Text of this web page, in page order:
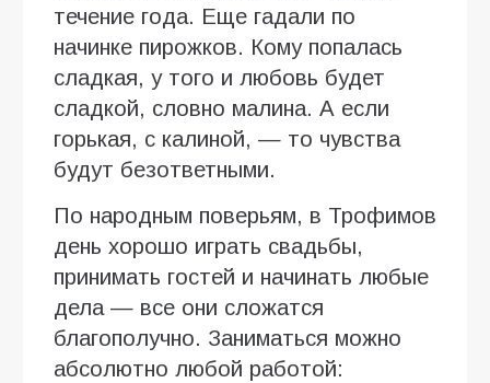
течение года. Еще гадали по
начинке пирожков. Кому попалась
сладкая, у того и любовь будет
сладкой, словно малина. А если
горькая, с калиной, — то чувства
будут безответными.
По народным поверьям, в Трофимов
день хорошо играть свадьбы,
принимать гостей и начинать любые
дела — все они сложатся
благополучно. Заниматься можно
абсолютно любой работой: